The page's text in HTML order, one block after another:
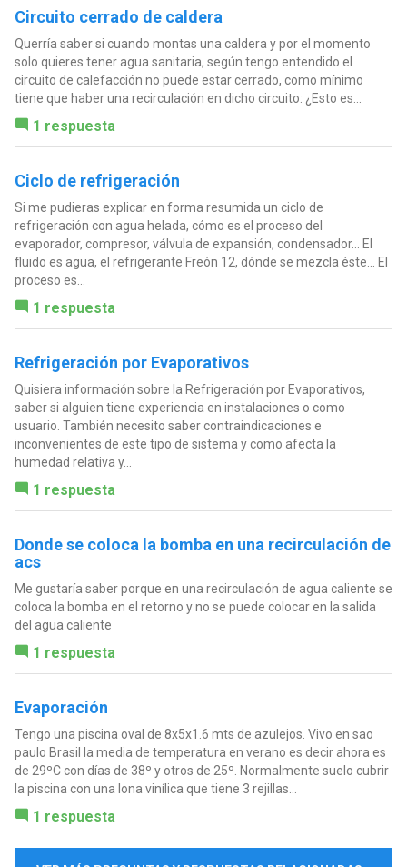
Circuito cerrado de caldera
Querría saber si cuando montas una caldera y por el momento
solo quieres tener agua sanitaria, según tengo entendido el
circuito de calefacción no puede estar cerrado, como mínimo
tiene que haber una recirculación en dicho circuito: ¿Esto es...
1 respuesta
Ciclo de refrigeración
Si me pudieras explicar en forma resumida un ciclo de
refrigeración con agua helada, cómo es el proceso del
evaporador, compresor, válvula de expansión, condensador... El
fluido es agua, el refrigerante Freón 12, dónde se mezcla éste... El
proceso es...
1 respuesta
Refrigeración por Evaporativos
Quisiera información sobre la Refrigeración por Evaporativos,
saber si alguien tiene experiencia en instalaciones o como
usuario. También necesito saber contraindicaciones e
inconvenientes de este tipo de sistema y como afecta la
humedad relativa y...
1 respuesta
Donde se coloca la bomba en una recirculación de
acs
Me gustaría saber porque en una recirculación de agua caliente se
coloca la bomba en el retorno y no se puede colocar en la salida
del agua caliente
1 respuesta
Evaporación
Tengo una piscina oval de 8x5x1.6 mts de azulejos. Vivo en sao
paulo Brasil la media de temperatura en verano es decir ahora es
de 29ºC con días de 38º y otros de 25º. Normalmente suelo cubrir
la piscina con una lona vinílica que tiene 3 rejillas...
1 respuesta